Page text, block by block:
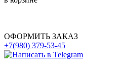
ОФОРМИТЬ ЗАКАЗ
+7(980) 379-53-45